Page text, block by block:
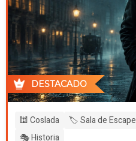
DESTACADO
🕍 Coslada 🏷️ Sala de Escape
🎭 Historia